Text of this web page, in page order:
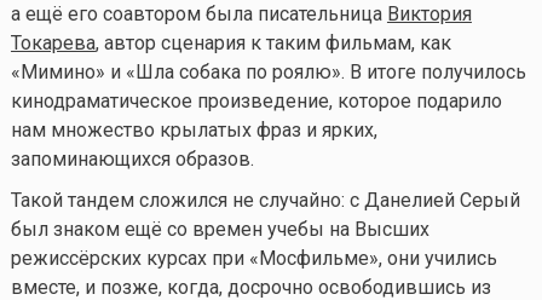
а ещё его соавтором была писательница Виктория
Токарева, автор сценария к таким фильмам, как
«Мимино» и «Шла собака по роялю». В итоге получилось
кинодраматическое произведение, которое подарило
нам множество крылатых фраз и ярких,
запоминающихся образов.
Такой тандем сложился не случайно: с Данелией Серый
был знаком ещё со времен учебы на Высших
режиссёрских курсах при «Мосфильме», они учились
вместе, и позже, когда, досрочно освободившись из